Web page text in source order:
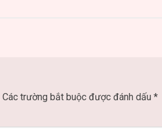
Các trường bắt buộc được đánh dấu *